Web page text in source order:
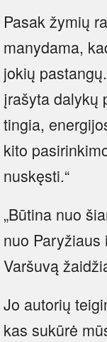
Pasak žymių
manydama,
jokių
įrašyta dalykų
tingia,
kito
nuskęsti.“
„Būtina nuo
nuo
Varšuvą
Jo autorių
kas sukūrė